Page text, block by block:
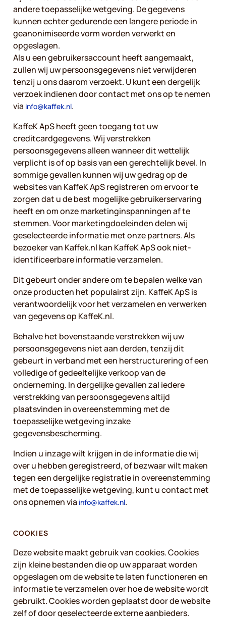
andere toepasselijke wetgeving. De gegevens
kunnen echter gedurende een langere periode in
geanonimiseerde vorm worden verwerkt en
opgeslagen.
Als u een gebruikersaccount heeft aangemaakt,
zullen wij uw persoonsgegevens niet verwijderen
tenzij u ons daarom verzoekt. U kunt een dergelijk
verzoek indienen door contact met ons op te nemen
via info@kaffek.nl.
KaffeK ApS heeft geen toegang tot uw
creditcardgegevens. Wij verstrekken
persoonsgegevens alleen wanneer dit wettelijk
verplicht is of op basis van een gerechtelijk bevel. In
sommige gevallen kunnen wij uw gedrag op de
websites van KaffeK ApS registreren om ervoor te
zorgen dat u de best mogelijke gebruikerservaring
heeft en om onze marketinginspanningen af te
stemmen. Voor marketingdoeleinden delen wij
geselecteerde informatie met onze partners. Als
bezoeker van Kaffek.nl kan KaffeK ApS ook niet-
identificeerbare informatie verzamelen.
Dit gebeurt onder andere om te bepalen welke van
onze producten het populairst zijn. KaffeK ApS is
verantwoordelijk voor het verzamelen en verwerken
van gegevens op KaffeK.nl.
Behalve het bovenstaande verstrekken wij uw
persoonsgegevens niet aan derden, tenzij dit
gebeurt in verband met een herstructurering of een
volledige of gedeeltelijke verkoop van de
onderneming. In dergelijke gevallen zal iedere
verstrekking van persoonsgegevens altijd
plaatsvinden in overeenstemming met de
toepasselijke wetgeving inzake
gegevensbescherming.
Indien u inzage wilt krijgen in de informatie die wij
over u hebben geregistreerd, of bezwaar wilt maken
tegen een dergelijke registratie in overeenstemming
met de toepasselijke wetgeving, kunt u contact met
ons opnemen via info@kaffek.nl.
COOKIES
Deze website maakt gebruik van cookies. Cookies
zijn kleine bestanden die op uw apparaat worden
opgeslagen om de website te laten functioneren en
informatie te verzamelen over hoe de website wordt
gebruikt. Cookies worden geplaatst door de website
zelf of door geselecteerde externe aanbieders.